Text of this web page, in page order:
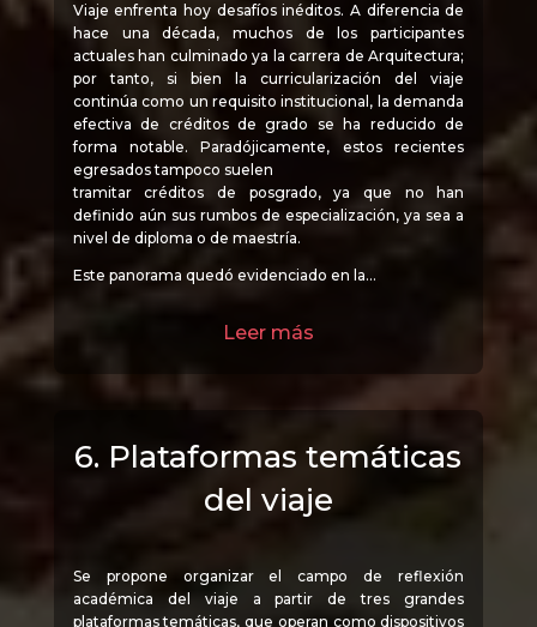
Viaje enfrenta hoy desafíos inéditos. A diferencia de
hace una década, muchos de los participantes
actuales han culminado ya la carrera de Arquitectura;
por tanto, si bien la curricularización del viaje
continúa como un requisito institucional, la demanda
efectiva de créditos de grado se ha reducido de
forma notable. Paradójicamente, estos recientes
egresados tampoco suelen
tramitar créditos de posgrado, ya que no han
definido aún sus rumbos de especialización, ya sea a
nivel de diploma o de maestría.
Este panorama quedó evidenciado en la…
Leer más
6. Plataformas temáticas
del viaje
Se propone organizar el campo de reflexión
académica del viaje a partir de tres grandes
plataformas temáticas, que operan como dispositivos